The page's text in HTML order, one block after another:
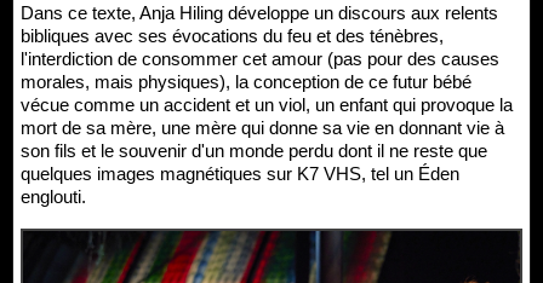
Dans ce texte, Anja Hiling développe un discours aux relents
bibliques avec ses évocations du feu et des ténèbres,
l'interdiction de consommer cet amour (pas pour des causes
morales, mais physiques), la conception de ce futur bébé
vécue comme un accident et un viol, un enfant qui provoque la
mort de sa mère, une mère qui donne sa vie en donnant vie à
son fils et le souvenir d'un monde perdu dont il ne reste que
quelques images magnétiques sur K7 VHS, tel un Éden
englouti.